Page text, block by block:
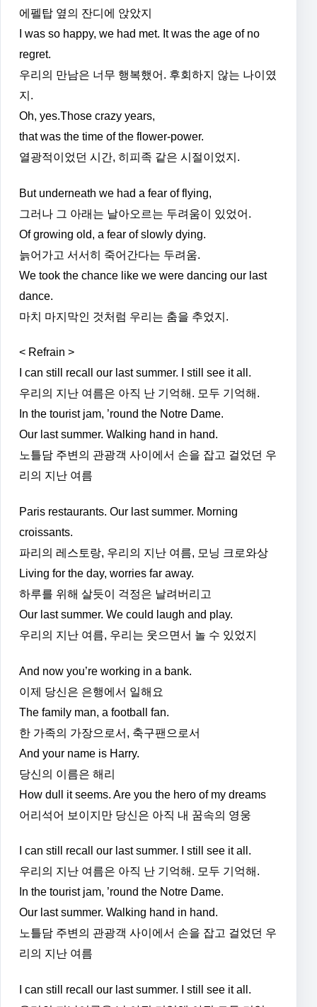
에펠탑 옆의 잔디에 앉았지
I was so happy, we had met. It was the age of no
regret.
우리의 만남은 너무 행복했어. 후회하지 않는 나이였
지.
Oh, yes.Those crazy years,
that was the time of the flower-power.
열광적이었던 시간, 히피족 같은 시절이었지.
But underneath we had a fear of flying,
그러나 그 아래는 날아오르는 두려움이 있었어.
Of growing old, a fear of slowly dying.
늙어가고 서서히 죽어간다는 두려움.
We took the chance like we were dancing our last
dance.
마치 마지막인 것처럼 우리는 춤을 추었지.
< Refrain >
I can still recall our last summer. I still see it all.
우리의 지난 여름은 아직 난 기억해. 모두 기억해.
In the tourist jam, ’round the Notre Dame.
Our last summer. Walking hand in hand.
노틀담 주변의 관광객 사이에서 손을 잡고 걸었던 우
리의 지난 여름
Paris restaurants. Our last summer. Morning
croissants.
파리의 레스토랑, 우리의 지난 여름, 모닝 크로와상
Living for the day, worries far away.
하루를 위해 살듯이 걱정은 날려버리고
Our last summer. We could laugh and play.
우리의 지난 여름, 우리는 웃으면서 놀 수 있었지
And now you’re working in a bank.
이제 당신은 은행에서 일해요
The family man, a football fan.
한 가족의 가장으로서, 축구팬으로서
And your name is Harry.
당신의 이름은 해리
How dull it seems. Are you the hero of my dreams
어리석어 보이지만 당신은 아직 내 꿈속의 영웅
I can still recall our last summer. I still see it all.
우리의 지난 여름은 아직 난 기억해. 모두 기억해.
In the tourist jam, ’round the Notre Dame.
Our last summer. Walking hand in hand.
노틀담 주변의 관광객 사이에서 손을 잡고 걸었던 우
리의 지난 여름
I can still recall our last summer. I still see it all.